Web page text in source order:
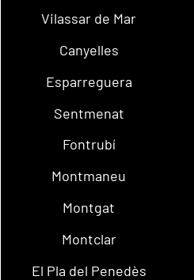
Vilassar de Mar
Canyelles
Esparreguera
Sentmenat
Fontrubí
Montmaneu
Montgat
Montclar
El Pla del Penedès